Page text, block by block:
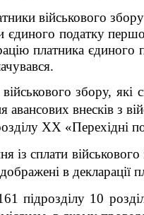
військового
єдиного податку
платника єдиного
збору,
авансових внесків з
XX «Перехідні
із сплати
в декларації
1 підрозділу 10